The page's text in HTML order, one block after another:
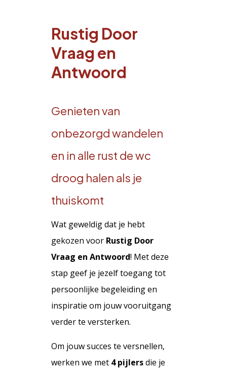
Rustig Door
Vraag en
Antwoord
Genieten van
onbezorgd wandelen
en in alle rust de wc
droog halen als je
thuiskomt
Wat geweldig dat je hebt
gekozen voor Rustig Door
Vraag en Antwoord! Met deze
stap geef je jezelf toegang tot
persoonlijke begeleiding en
inspiratie om jouw vooruitgang
verder te versterken.
Om jouw succes te versnellen,
werken we met 4 pijlersdie je